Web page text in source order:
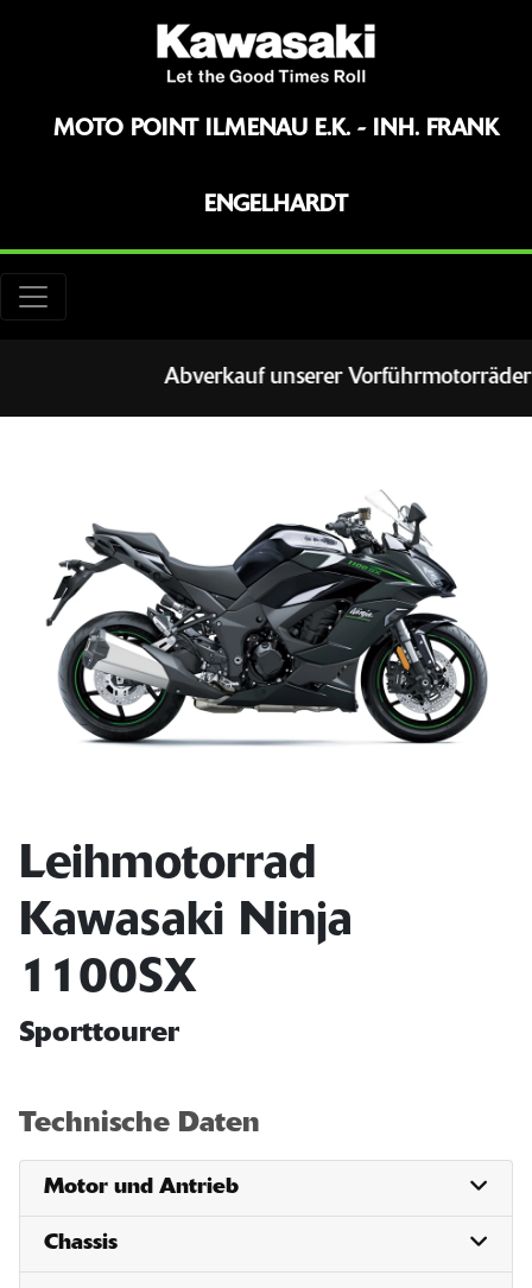
MOTO POINT ILMENAU E.K. - INH. FRANK
ENGELHARDT
Abverkauf unserer Vorführmotorräder
Leihmotorrad
Kawasaki Ninja
1100SX
Sporttourer
Technische Daten
Motor und Antrieb
Chassis